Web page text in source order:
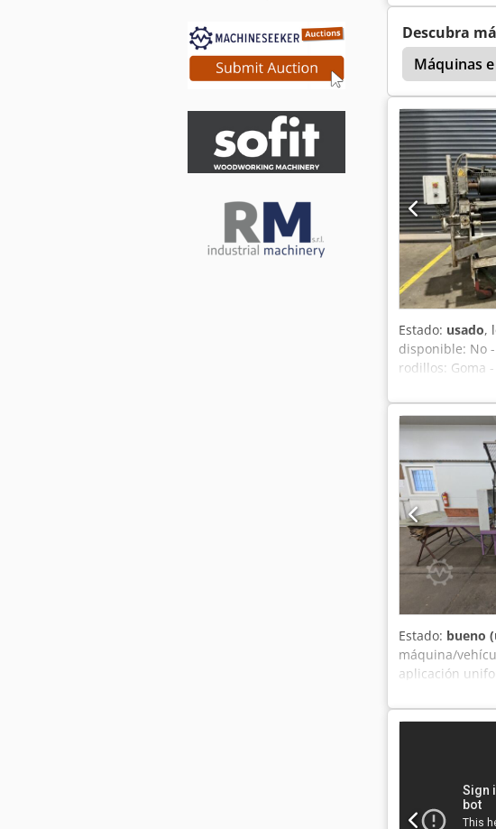
Descubra
Máquinas
Rebordeadora Cola
Estado: usado,
disponible: No
rodillos: Goma
transporte:
financiera
deducible para
industrial
Estado: bueno
máquina/
aplicación
en un solo
adhesivo.
adecuada